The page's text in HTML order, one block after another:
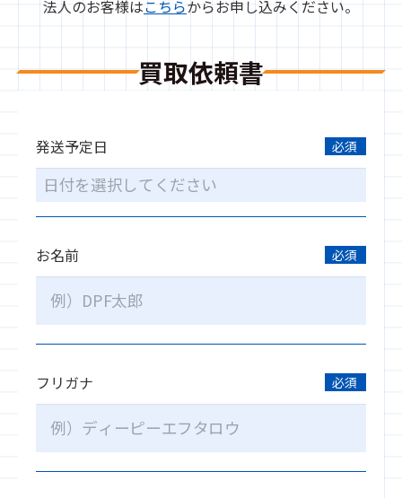
法人のお客様はこちらからお申し込みください。
買取依頼書
発送予定日 必須
お名前 必須
フリガナ 必須